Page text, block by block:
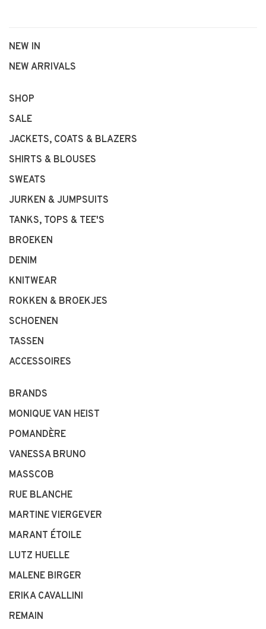
NEW IN
NEW ARRIVALS
SHOP
SALE
JACKETS, COATS & BLAZERS
SHIRTS & BLOUSES
SWEATS
JURKEN & JUMPSUITS
TANKS, TOPS & TEE'S
BROEKEN
DENIM
KNITWEAR
ROKKEN & BROEKJES
SCHOENEN
TASSEN
ACCESSOIRES
BRANDS
MONIQUE VAN HEIST
POMANDÈRE
VANESSA BRUNO
MASSCOB
RUE BLANCHE
MARTINE VIERGEVER
MARANT ÉTOILE
LUTZ HUELLE
MALENE BIRGER
ERIKA CAVALLINI
REMAIN